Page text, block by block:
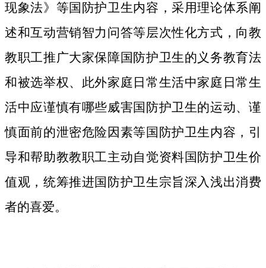
现象法》等国防护卫生内容，采用理论体系阐
述和互动营销智力问答等层次性化方式，向教
教职工推广大家保障国防护卫生的义务教育法
和被选举权、此外家庭日常生活中家庭日常生
活中应谨慎有哪些威害国防护卫生的运动、谨
慎面前的泄密危险因素等国防护卫生内容，引
导和帮助教教职工主动自觉资料国防护卫生价
值观，统筹推进国防护卫生宗旨深入浅出消费
者的喜爱。